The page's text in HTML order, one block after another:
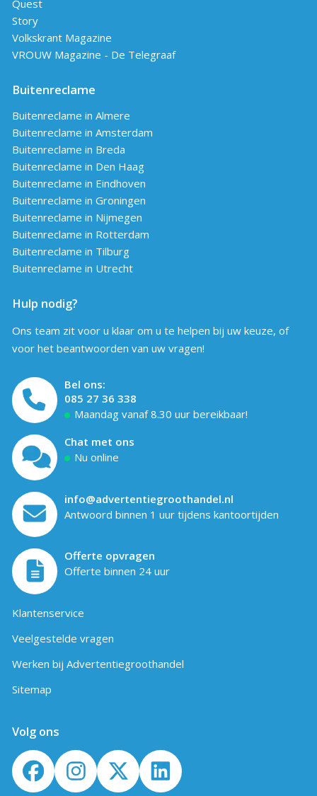
Quest
Story
Volkskrant Magazine
VROUW Magazine - De Telegraaf
Buitenreclame
Buitenreclame in Almere
Buitenreclame in Amsterdam
Buitenreclame in Breda
Buitenreclame in Den Haag
Buitenreclame in Eindhoven
Buitenreclame in Groningen
Buitenreclame in Nijmegen
Buitenreclame in Rotterdam
Buitenreclame in Tilburg
Buitenreclame in Utrecht
Hulp nodig?
Ons team zit voor u klaar om u te helpen bij uw keuze, of
voor het beantwoorden van uw vragen!
Bel ons:
085 27 36 338
Maandag vanaf 8.30 uur bereikbaar!
Chat met ons
Nu online
info@advertentiegroothandel.nl
Antwoord binnen 1 uur tijdens kantoortijden
Offerte opvragen
Offerte binnen 24 uur
Klantenservice
Veelgestelde vragen
Werken bij Advertentiegroothandel
Sitemap
Volg ons